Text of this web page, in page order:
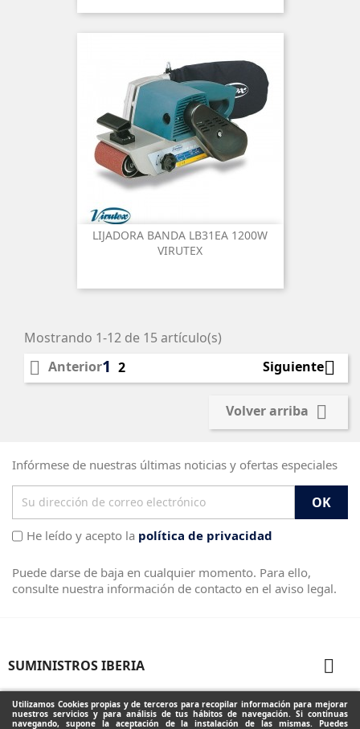
Utilizamos Cookies propias y de terceros para recopilar información para mejorar
nuestros servicios y para análisis de tus hábitos de navegación. Si continuas
navegando, supone la aceptación de la instalación de las mismas. Puedes
LIJADORA BANDA LB31EA 1200W
VIRUTEX
Mostrando 1-12 de 15 artículo(s)
 Anterior1 2 Siguiente
Volver arriba 
Infórmese de nuestras últimas noticias y ofertas especiales
He leído y acepto la política de privacidad
Puede darse de baja en cualquier momento. Para ello,
consulte nuestra información de contacto en el aviso legal.
SUMINISTROS IBERIA 
PRODUCTOS 